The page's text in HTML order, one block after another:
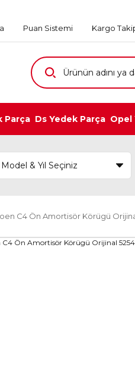
Puan Sistemi Kargo
Parça Ds Yedek Parça Opel
C4 Ön Amortisör Körügü